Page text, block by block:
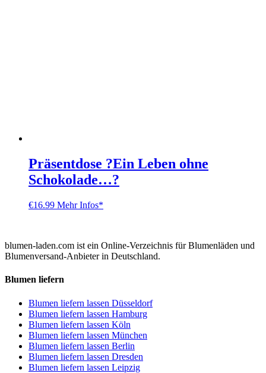
Präsentdose ?Ein Leben ohne
Schokolade…?
€16.99 Mehr Infos*
blumen-laden.com ist ein Online-Verzeichnis für Blumenläden und
Blumenversand-Anbieter in Deutschland.
Blumen liefern
Blumen liefern lassen Düsseldorf
Blumen liefern lassen Hamburg
Blumen liefern lassen Köln
Blumen liefern lassen München
Blumen liefern lassen Berlin
Blumen liefern lassen Dresden
Blumen liefern lassen Leipzig